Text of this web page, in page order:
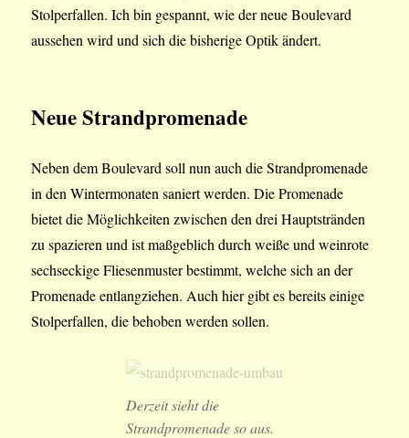
Stolperfallen. Ich bin gespannt, wie der neue Boulevard
aussehen wird und sich die bisherige Optik ändert.
Neue Strandpromenade
Neben dem Boulevard soll nun auch die Strandpromenade
in den Wintermonaten saniert werden. Die Promenade
bietet die Möglichkeiten zwischen den drei Hauptstränden
zu spazieren und ist maßgeblich durch weiße und weinrote
sechseckige Fliesenmuster bestimmt, welche sich an der
Promenade entlangziehen. Auch hier gibt es bereits einige
Stolperfallen, die behoben werden sollen.
Derzeit sieht die
Strandpromenade so aus.